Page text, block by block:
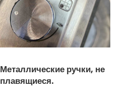
Металлические ручки, не
плавящиеся.